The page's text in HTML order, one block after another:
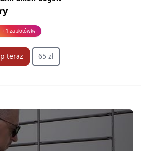
1 za złotówkę
teraz 65 zł